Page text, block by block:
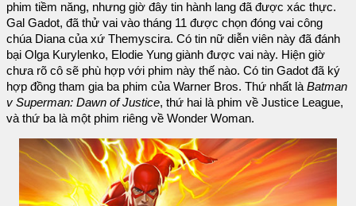
phim tiềm năng, nhưng giờ đây tin hành lang đã được xác thực.
Gal Gadot, đã thử vai vào tháng 11 được chọn đóng vai công
chúa Diana của xứ Themyscira. Có tin nữ diễn viên này đã đánh
bại Olga Kurylenko, Elodie Yung giành được vai này. Hiện giờ
chưa rõ cô sẽ phù hợp với phim này thế nào. Có tin Gadot đã ký
hợp đồng tham gia ba phim của Warner Bros. Thứ nhất làBatman
v Superman: Dawn of Justice, thứ hai là phim về Justice League,
và thứ ba là một phim riêng về Wonder Woman.